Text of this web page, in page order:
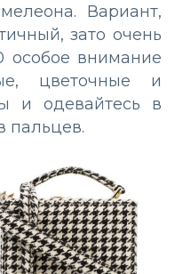
Вариант,
зато очень
особое внимание
цветочные и
и одевайтесь в
пальцев.